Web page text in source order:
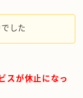
した
スが休止になっ